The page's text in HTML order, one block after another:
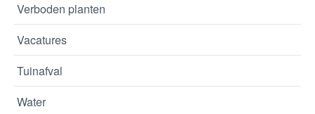
Verboden planten
Vacatures
Tuinafval
Water